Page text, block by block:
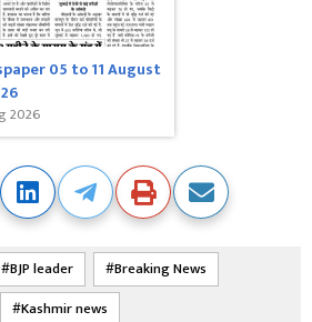
05 to 11 August
2026
BJP leader
Breaking News
Kashmir news